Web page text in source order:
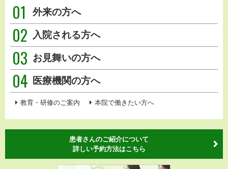
01 外来の方へ
02 入院される方へ
03 お見舞いの方へ
04 医療機関の方へ
教育・研修のご案内 本院で働きたい方へ
患者さんのご紹介について
詳しい予約方法はこちら